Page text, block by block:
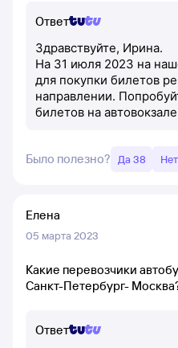
Ответ
Здравствуйте, Ирина.
На 31 июля 2023 на
для покупки билетов
направлении.
билетов на
Было полезно? Да 38
Елена
05 марта 2023
Какие перевозчики
Санкт-Петербург-
Ответ